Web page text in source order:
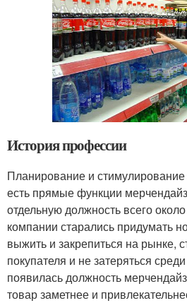
История профессии
Планирование и
есть прямые функции
отдельную должность всего
компании старались придумать
выжить и закрепиться на рынке,
покупателя и не затеряться
появилась должность
товар заметнее и